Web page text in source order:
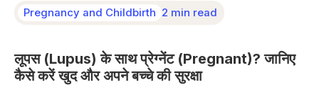
Pregnancy and Childbirth 2 min read
लूपस (Lupus) के साथ प्रेग्नेंट (Pregnant)? जानिए
कैसे करें खुद और अपने बच्चे की सुरक्षा